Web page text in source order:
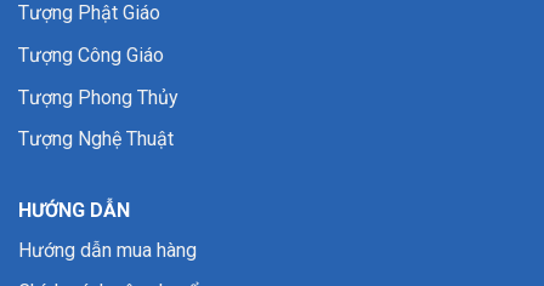
Tượng Phật Giáo
Tượng Công Giáo
Tượng Phong Thủy
Tượng Nghệ Thuật
HƯỚNG DẪN
Hướng dẫn mua hàng